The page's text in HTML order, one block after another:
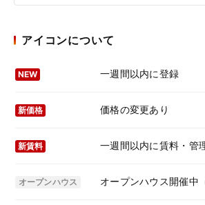
アイコンについて
NEW 一週間以内に登録
新価格 価格の変更あり
新賃料 一週間以内に賃料・管
オープンハウス オープンハウス開催中